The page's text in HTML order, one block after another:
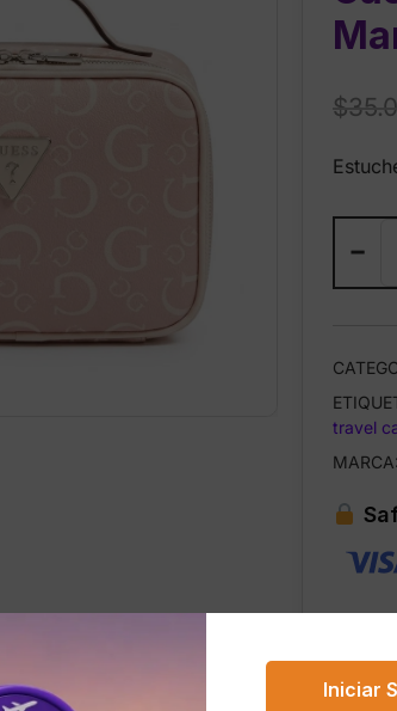
$
-
travel
MARCA:
Iniciar